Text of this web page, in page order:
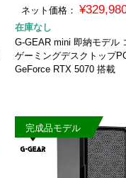
ネット価格：
在庫なし
G-GEAR mini 即納モデル
ゲーミングデスクトップ
GeForce RTX 5070 搭載
完成品モデル